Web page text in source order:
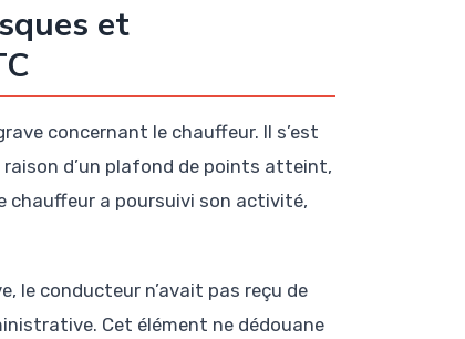
et
concernant le chauffeur. Il s’est
raison d’un plafond de points atteint,
chauffeur a poursuivi son activité,
le conducteur n’avait pas reçu de
Cet élément ne dédouane